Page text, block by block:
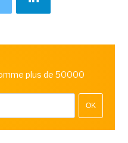
plus de 50000
OK